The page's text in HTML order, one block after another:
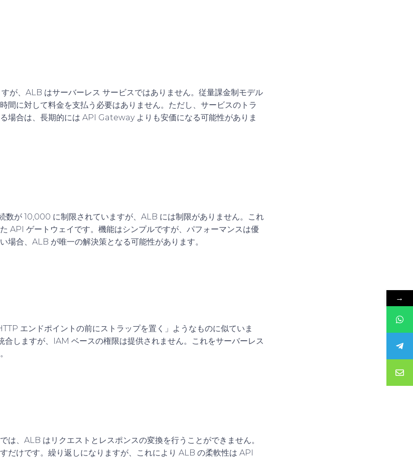
が、ALB はサーバーレス サービスではありません。従量課金制モデル
間に対して料金を支払う必要はありません。ただし、サービスのトラ
場合は、長期的には API Gateway よりも安価になる可能性がありま
が 10,000 に制限されていますが、ALB には制限がありません。これ
API ゲートウェイです。機能はシンプルですが、パフォーマンスは優
場合、ALB が唯一の解決策となる可能性があります。
エンドポイントの前にストラップを置く」ようなものに似ていま
しますが、IAM ベースの権限は提供されません。これをサーバーレス
は、ALB はリクエストとレスポンスの変換を行うことができません。
だけです。繰り返しになりますが、これにより ALB の柔軟性は API
→